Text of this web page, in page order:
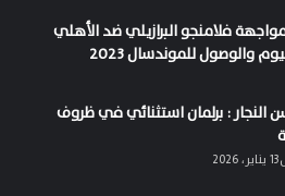
فلامنجو البرازيلي ضد الأهلي
والوصول للموندسال 2023
النجار : برلمان استثنائي في ظروف